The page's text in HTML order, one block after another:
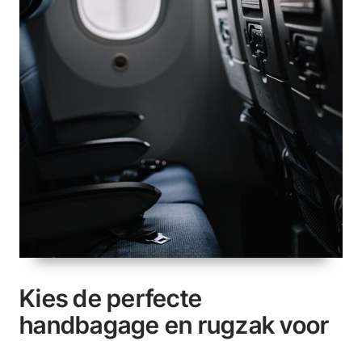
Kies de perfecte
handbagage en rugzak voor